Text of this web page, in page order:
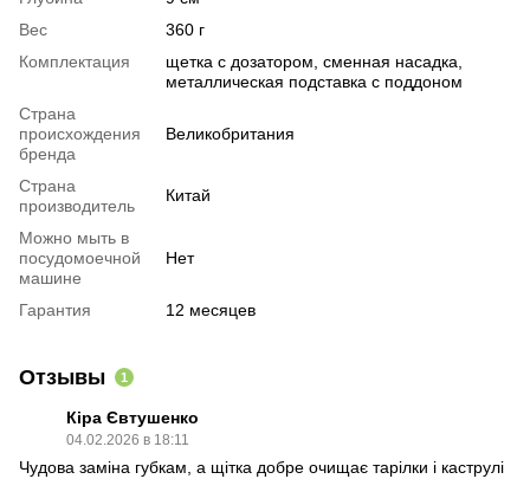
Вес
360 г
Комплектация
щетка с дозатором, сменная насадка,
металлическая подставка с поддоном
Страна
происхождения
бренда
Великобритания
Страна
производитель
Китай
Можно мыть в
посудомоечной
машине
Нет
Гарантия 12 месяцев
Отзывы 1
Кіра Євтушенко
04.02.2026 в 18:11
Чудова заміна губкам, а щітка добре очищає тарілки і каструлі